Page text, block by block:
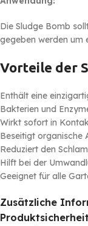
Die Sludge Bomb
gegeben werden um
Vorteile der
Enthält eine
Bakterien und
Wirkt sofort in
Beseitigt organische
Reduziert den
Hilft bei der
Geeignet für alle
Zusätzliche
Produktsicherheit